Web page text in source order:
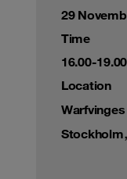
29
Time
16.00-19.00
Location
Warfvinges
Stockholm,